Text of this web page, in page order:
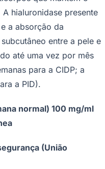
hialuronidase presente
a absorção da
entre a pele e
até uma vez por mês
para a CIDP; a
a PID).
normal) 100 mg/ml
(União